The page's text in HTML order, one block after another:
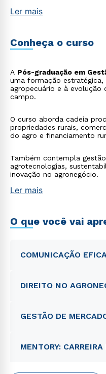
Ler mais
Conheça o curso
A Pós-graduação em
uma formação
agropecuário e à evolução
campo.
O curso aborda cadeia
propriedades rurais,
do agro e financiamento
Também contempla
agrotecnologias,
inovação no agronegócio.
Ler mais
O que você vai
COMUNICAÇÃO
DIREITO NO
GESTÃO DE
MENTORY: